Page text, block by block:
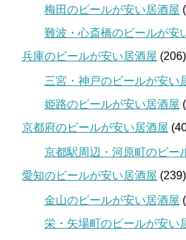
梅田のビールが安い居酒屋
難波・心斎橋のビールが安
兵庫のビールが安い居酒屋 (206)
三宮・神戸のビールが安い
姫路のビールが安い居酒屋
京都府のビールが安い居酒屋
京都駅周辺・河原町のビー
愛知のビールが安い居酒屋 (239)
金山のビールが安い居酒屋
栄・矢場町のビールが安い